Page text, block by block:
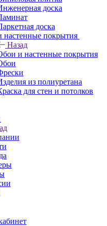
доска
доска
настенные покрытия
Назад
и настенные покрытия
из полиуретана
для стен и потолков